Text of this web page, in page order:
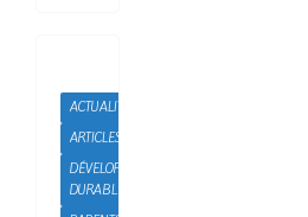
ACTUALITÉS
ARTICLES
DÉVELOPPEMENT
DURABLE